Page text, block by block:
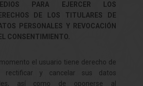
PARA EJERCER LOS
DE LOS TITULARES DE
PERSONALES Y REVOCACIÓN
CONSENTIMIENTO.
el usuario tiene derecho de
rectificar y cancelar sus datos
así como de oponerse al